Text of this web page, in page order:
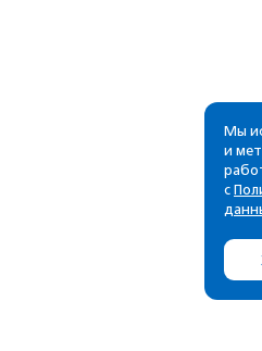
Мы
и
с